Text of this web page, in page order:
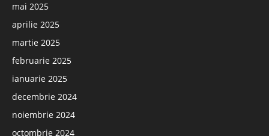
mai 2025
aprilie 2025
martie 2025
februarie 2025
ianuarie 2025
decembrie 2024
noiembrie 2024
octombrie 2024